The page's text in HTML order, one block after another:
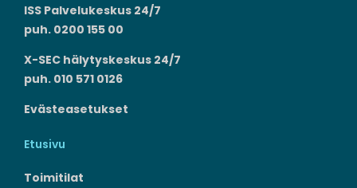
ISS Palvelukeskus 24/7
puh. 0200 155 00
X-SEC hälytyskeskus 24/7
puh. 010 571 0126
Evästeasetukset
Etusivu
Toimitilat